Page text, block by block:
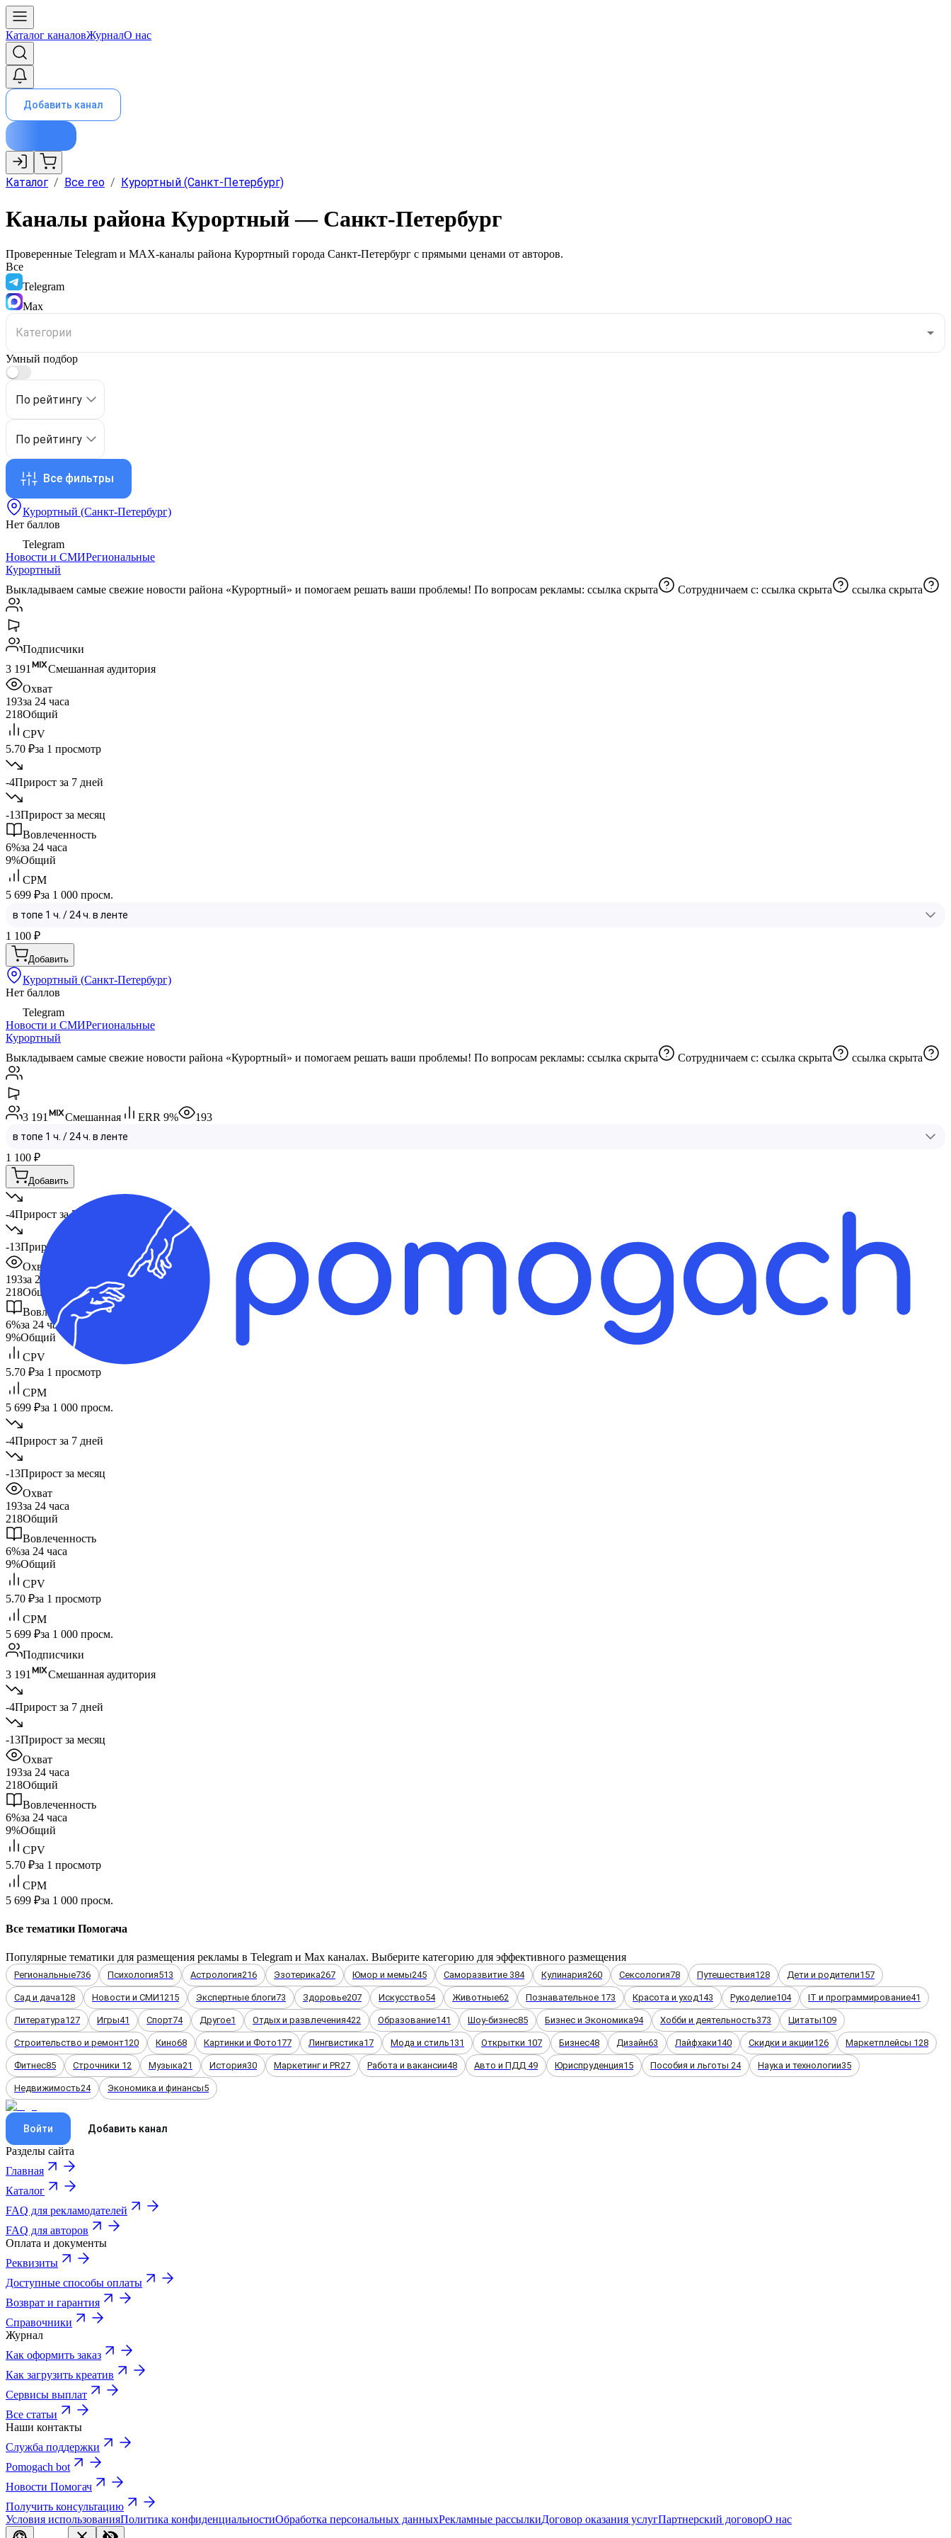
Каталог каналовЖурналО нас
Добавить канал
Каталог / Все гео / Курортный (Санкт-Петербург)
Каналы района Курортный — Санкт-Петербург
Проверенные Telegram и MAX-каналы района Курортный города Санкт-Петербург с прямыми ценами от авторов.
Все
Telegram
Max
Умный подбор
По рейтингу
По рейтингу
Все фильтры
Курортный (Санкт-Петербург)
Нет баллов
Telegram
Новости и СМИРегиональные
Курортный
Выкладываем самые свежие новости района «Курортный» и помогаем решать ваши проблемы! По вопросам рекламы: ссылка скрыта Сотрудничаем с: ссылка скрыта ссылка скрыта
Подписчики
3 191
Смешанная аудитория
Охват
193за 24 часа
218Общий
CPV
5.70 ₽за 1 просмотр
-4Прирост за 7 дней
-13Прирост за месяц
Вовлеченность
6%за 24 часа
9%Общий
CPM
5 699 ₽за 1 000 просм.
1 100 ₽
Добавить
Курортный (Санкт-Петербург)
Нет баллов
Telegram
Новости и СМИРегиональные
Курортный
Выкладываем самые свежие новости района «Курортный» и помогаем решать ваши проблемы! По вопросам рекламы: ссылка скрыта Сотрудничаем с: ссылка скрыта ссылка скрыта
3 191 Смешанная ERR 9% 193
1 100 ₽
Добавить
-4Прирост за 7 дней
-13Прирост за месяц
Охват
193за 24 часа
218Общий
Вовлеченность
6%за 24 часа
9%Общий
CPV
5.70 ₽за 1 просмотр
CPM
5 699 ₽за 1 000 просм.
-4Прирост за 7 дней
-13Прирост за месяц
Охват
193за 24 часа
218Общий
Вовлеченность
6%за 24 часа
9%Общий
CPV
5.70 ₽за 1 просмотр
CPM
5 699 ₽за 1 000 просм.
Подписчики
3 191
Смешанная аудитория
-4Прирост за 7 дней
-13Прирост за месяц
Охват
193за 24 часа
218Общий
Вовлеченность
6%за 24 часа
9%Общий
CPV
5.70 ₽за 1 просмотр
CPM
5 699 ₽за 1 000 просм.
Все тематики Помогача
Популярные тематики для размещения рекламы в Telegram и Max каналах. Выберите категорию для эффективного размещения
Региональные736 Психология513 Астрология216 Эзотерика267 Юмор и мемы245 Саморазвитие 384 Кулинария260 Сексология78 Путешествия128 Дети и родители157
Сад и дача128 Новости и СМИ1215 Экспертные блоги73 Здоровье207 Искусство54 Животные62 Познавательное 173 Красота и уход143 Рукоделие104 IT и программирование41
Литература127 Игры41 Спорт74 Другое1 Отдых и развлечения422 Образование141 Шоу-бизнес85 Бизнес и Экономика94 Хобби и деятельность373 Цитаты109
Строительство и ремонт120 Кино68 Картинки и Фото177 Лингвистика17 Мода и стиль131 Открытки 107 Бизнес48 Дизайн63 Лайфхаки140 Скидки и акции126 Маркетплейсы 128
Фитнес85 Строчники 12 Музыка21 История30 Маркетинг и PR27 Работа и вакансии48 Авто и ПДД 49 Юриспруденция15 Пособия и льготы 24 Наука и технологии35
Недвижимость24 Экономика и финансы5
Войти Добавить канал
Разделы сайта
Главная
Каталог
FAQ для рекламодателей
FAQ для авторов
Оплата и документы
Реквизиты
Доступные способы оплаты
Возврат и гарантия
Справочники
Журнал
Как оформить заказ
Как загрузить креатив
Сервисы выплат
Все статьи
Наши контакты
Служба поддержки
Pomogach bot
Новости Помогач
Получить консультацию
Условия использованияПолитика конфиденциальностиОбработка персональных данныхРекламные рассылкиДоговор оказания услугПартнерский договорО нас